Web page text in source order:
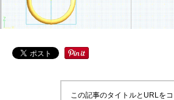
この記事のタイトルとURLを